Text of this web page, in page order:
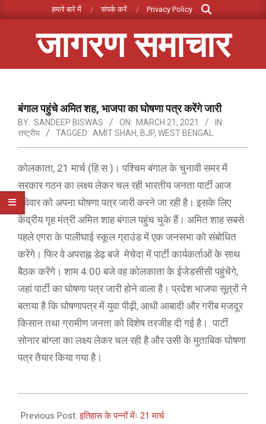
to
हमारे बारे में संपर्क करें Privacy Policy
Search
जागरण समाचार
Menuबंगाल पहुंचे अमित शह, भाजपा का घोषणा पत्र करेंगे जारी
BY: SANDEEP BISWAS ON: MARCH 21, 2021
IN:
राष्ट्रीय
TAGGED: AMIT SHAH, BJP, WEST BENGAL
कोलकाता, 21 मार्च (हि.स.)। पश्चिम बंगाल के चुनावी समर में
सरकार गठन का लक्ष्य लेकर चल रही भारतीय जनता पार्टी आज
रविवार को अपना घोषणा पत्र जारी करने जा रही है। इसके लिए
केंद्रीय गृह मंत्री अमित शाह बंगाल पहुंच चुके हैं। अमित शाह सबसे
पहले एगरा के पालीघाई स्कूल ग्राउंड में एक जनसभा को संबोधित
करेंगे। फिर वे अपराह्न डेढ़ बजे मेचेदा में पार्टी कार्यकर्ताओं के साथ
बैठक करेंगे। शाम 4:00 बजे वह कोलकाता के ईजेडसीसी पहुंचेंगे,
जहां पार्टी का घोषणा पत्र जारी होने वाला है। प्रदेश भाजपा सूत्रों ने
बताया है कि घोषणापत्र में युवा पीढ़ी, आधी आबादी और गरीब मजदूर
किसान तथा ग्रामीण जनता को विशेष तरजीह दी गई है। पार्टी
सोनार बांग्ला का लक्ष्य लेकर चल रही है और उसी के मुताबिक घोषणा
पत्र तैयार किया गया है।
03-
Previous Post:इतिहास के पन्नों मेंः 21 मार्च